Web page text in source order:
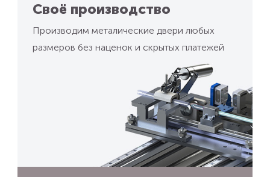
Своё производство
Производим металические двери любых
размеров без наценок и скрытых платежей